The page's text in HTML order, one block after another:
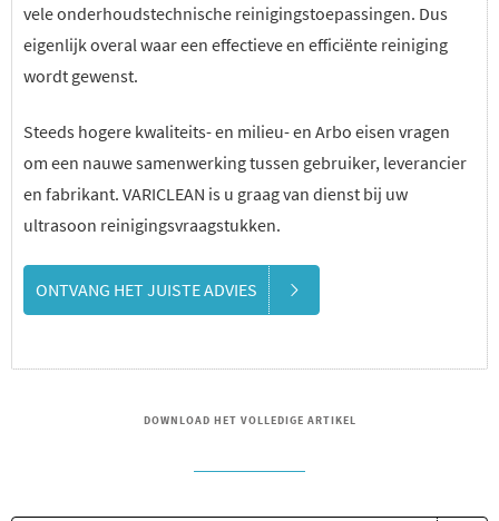
vele onderhoudstechnische reinigingstoepassingen. Dus
eigenlijk overal waar een effectieve en efficiënte reiniging
wordt gewenst.
Steeds hogere kwaliteits- en milieu- en Arbo eisen vragen
om een nauwe samenwerking tussen gebruiker, leverancier
en fabrikant. VARICLEAN is u graag van dienst bij uw
ultrasoon reinigingsvraagstukken.
ONTVANG HET JUISTE ADVIES
DOWNLOAD HET VOLLEDIGE ARTIKEL